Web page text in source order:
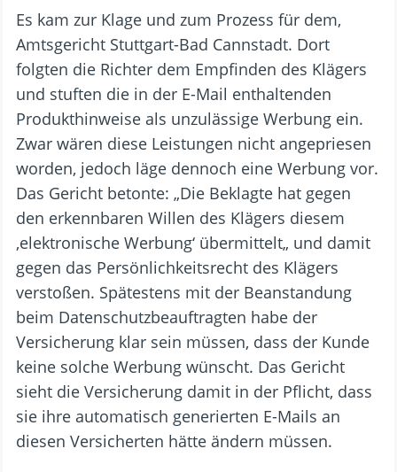
Es kam zur Klage und zum Prozess für dem,
Amtsgericht Stuttgart-Bad Cannstadt. Dort
folgten die Richter dem Empfinden des Klägers
und stuften die in der E-Mail enthaltenden
Produkthinweise als unzulässige Werbung ein.
Zwar wären diese Leistungen nicht angepriesen
worden, jedoch läge dennoch eine Werbung vor.
Das Gericht betonte: „Die Beklagte hat gegen
den erkennbaren Willen des Klägers diesem
‚elektronische Werbung‘ übermittelt„ und damit
gegen das Persönlichkeitsrecht des Klägers
verstoßen. Spätestens mit der Beanstandung
beim Datenschutzbeauftragten habe der
Versicherung klar sein müssen, dass der Kunde
keine solche Werbung wünscht. Das Gericht
sieht die Versicherung damit in der Pflicht, dass
sie ihre automatisch generierten E-Mails an
diesen Versicherten hätte ändern müssen.